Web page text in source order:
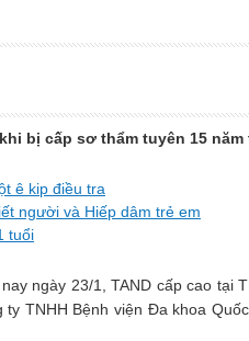
bị cấp sơ thẩm tuyên 15
ê kip điều tra
người và Hiếp dâm trẻ em
tuổi
ngày 23/1, TAND cấp cao tại
TNHH Bệnh viện Đa khoa